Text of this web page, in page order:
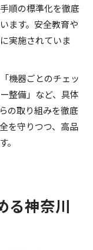
順の標準化を徹底
ます。安全教育や
実施されていま
機器ごとのチェッ
整備」など、具体
の取り組みを徹底
を守りつつ、高品
る神奈川